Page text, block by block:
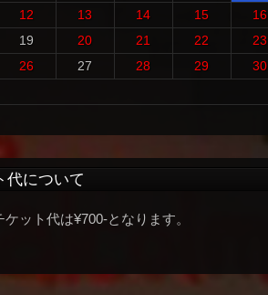
12 13 14 15
16
19 20 21 22
23
26 27 28 29
30
代について
ット代は¥700-となります。